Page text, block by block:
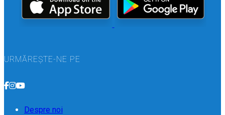
URMĂREȘTE-NE PE
Despre noi